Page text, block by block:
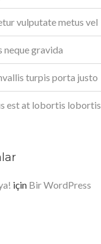
vulputate metus vel
neque gravida
turpis porta justo
est at lobortis lobortis
için Bir WordPress